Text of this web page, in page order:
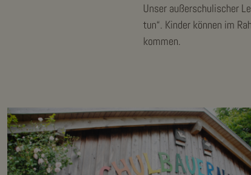
Unser außerschulischer
tun“. Kinder können im
kommen.